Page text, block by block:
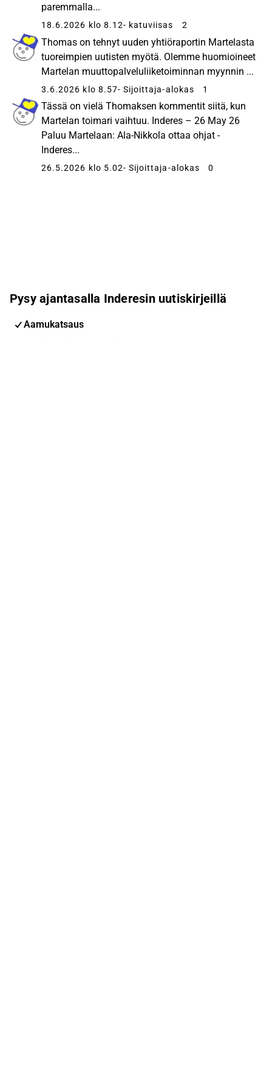
paremmalla...
18.6.2026 klo 8.12- katuviisas 2
Thomas on tehnyt uuden yhtiöraportin Martelasta
tuoreimpien uutisten myötä. Olemme huomioineet
Martelan muuttopalveluliiketoiminnan myynnin ...
3.6.2026 klo 8.57- Sijoittaja-alokas 1
Tässä on vielä Thomaksen kommentit siitä, kun
Martelan toimari vaihtuu. Inderes – 26 May 26
Paluu Martelaan: Ala-Nikkola ottaa ohjat -
Inderes...
26.5.2026 klo 5.02- Sijoittaja-alokas 0
Pysy ajantasalla Inderesin uutiskirjeillä
Aamukatsaus